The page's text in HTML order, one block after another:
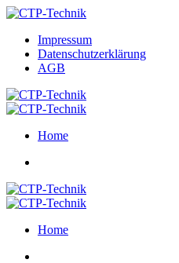
Impressum
Datenschutzerklärung
AGB
Home
Home